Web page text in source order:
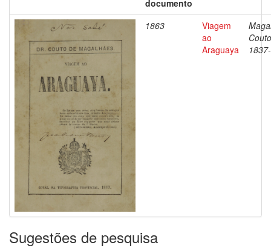
documento
1863
Viagem
ao
Araguaya
Sugestões de pesquisa